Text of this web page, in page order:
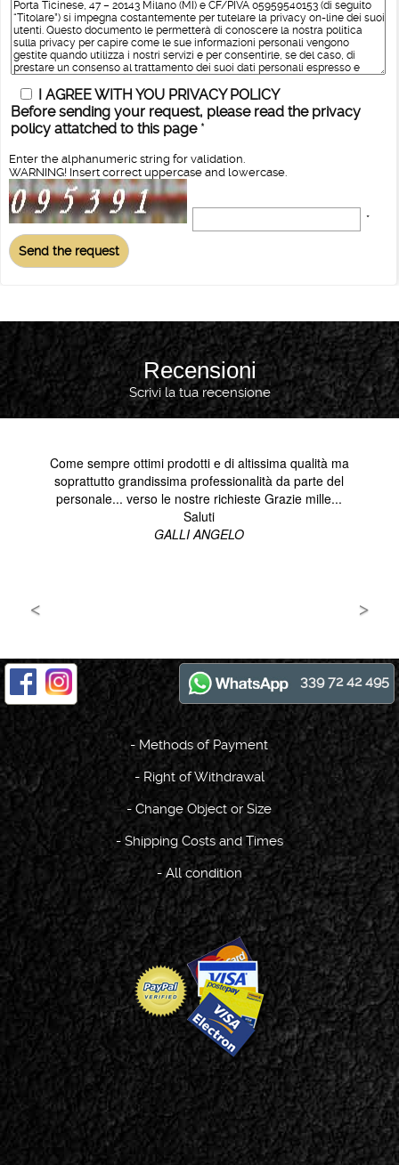
I AGREE WITH YOU PRIVACY POLICY
Before sending your request, please read the privacy
policy attatched to this page *
Enter the alphanumeric string for validation.
WARNING! Insert correct uppercase and lowercase.
*
Recensioni
Scrivi la tua recensione
339 72 42 495
- Methods of Payment
- Right of Withdrawal
-Change Object or Size
- Shipping Costs and Times
-All condition